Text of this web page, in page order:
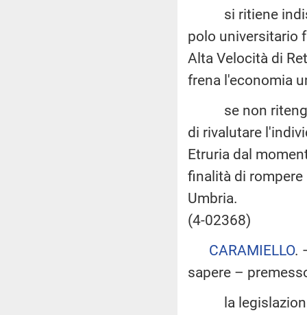
si ritiene
polo universitario
Alta Velocità di
frena l'economia
se non ritenga
di rivalutare
Etruria dal
finalità di
Umbria.
(4-02368)
CARAMIELLO.
sapere –
la legislazione